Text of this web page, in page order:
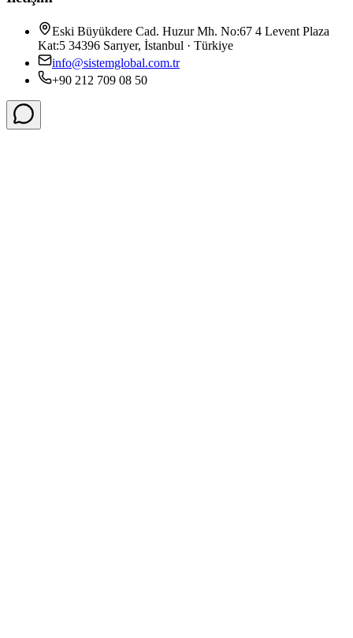
Eski Büyükdere Cad. Huzur Mh. No:67 4 Levent Plaza
Kat:5 34396 Sarıyer, İstanbul · Türkiye
info@sistemglobal.com.tr
+90 212 709 08 50